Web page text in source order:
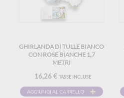
GHIRLANDA DI TULLE BIANCO
CON ROSE BIANCHE 1,7
METRI
16,26 € TASSE INCLUSE
AGGIUNGI AL CARRELLO